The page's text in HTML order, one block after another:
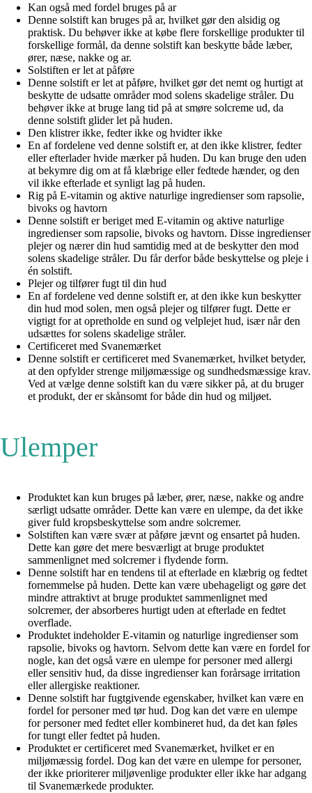
Kan også med fordel bruges på ar
Denne solstift kan bruges på ar, hvilket gør den alsidig og
praktisk. Du behøver ikke at købe flere forskellige produkter til
forskellige formål, da denne solstift kan beskytte både læber,
ører, næse, nakke og ar.
Solstiften er let at påføre
Denne solstift er let at påføre, hvilket gør det nemt og hurtigt at
beskytte de udsatte områder mod solens skadelige stråler. Du
behøver ikke at bruge lang tid på at smøre solcreme ud, da
denne solstift glider let på huden.
Den klistrer ikke, fedter ikke og hvidter ikke
En af fordelene ved denne solstift er, at den ikke klistrer, fedter
eller efterlader hvide mærker på huden. Du kan bruge den uden
at bekymre dig om at få klæbrige eller fedtede hænder, og den
vil ikke efterlade et synligt lag på huden.
Rig på E-vitamin og aktive naturlige ingredienser som rapsolie,
bivoks og havtorn
Denne solstift er beriget med E-vitamin og aktive naturlige
ingredienser som rapsolie, bivoks og havtorn. Disse ingredienser
plejer og nærer din hud samtidig med at de beskytter den mod
solens skadelige stråler. Du får derfor både beskyttelse og pleje i
én solstift.
Plejer og tilfører fugt til din hud
En af fordelene ved denne solstift er, at den ikke kun beskytter
din hud mod solen, men også plejer og tilfører fugt. Dette er
vigtigt for at opretholde en sund og velplejet hud, især når den
udsættes for solens skadelige stråler.
Certificeret med Svanemærket
Denne solstift er certificeret med Svanemærket, hvilket betyder,
at den opfylder strenge miljømæssige og sundhedsmæssige krav.
Ved at vælge denne solstift kan du være sikker på, at du bruger
et produkt, der er skånsomt for både din hud og miljøet.
Ulemper
Produktet kan kun bruges på læber, ører, næse, nakke og andre
særligt udsatte områder. Dette kan være en ulempe, da det ikke
giver fuld kropsbeskyttelse som andre solcremer.
Solstiften kan være svær at påføre jævnt og ensartet på huden.
Dette kan gøre det mere besværligt at bruge produktet
sammenlignet med solcremer i flydende form.
Denne solstift har en tendens til at efterlade en klæbrig og fedtet
fornemmelse på huden. Dette kan være ubehageligt og gøre det
mindre attraktivt at bruge produktet sammenlignet med
solcremer, der absorberes hurtigt uden at efterlade en fedtet
overflade.
Produktet indeholder E-vitamin og naturlige ingredienser som
rapsolie, bivoks og havtorn. Selvom dette kan være en fordel for
nogle, kan det også være en ulempe for personer med allergi
eller sensitiv hud, da disse ingredienser kan forårsage irritation
eller allergiske reaktioner.
Denne solstift har fugtgivende egenskaber, hvilket kan være en
fordel for personer med tør hud. Dog kan det være en ulempe
for personer med fedtet eller kombineret hud, da det kan føles
for tungt eller fedtet på huden.
Produktet er certificeret med Svanemærket, hvilket er en
miljømæssig fordel. Dog kan det være en ulempe for personer,
der ikke prioriterer miljøvenlige produkter eller ikke har adgang
til Svanemærkede produkter.